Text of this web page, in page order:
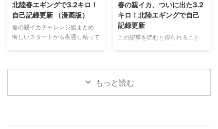
に軽く塩を振り5分ほど置きます
表面に出てきた水分をキッチンペ
ーパーで丁寧に拭き取ったら塩コ
ショウを振ります 次に、 小麦粉
→ 溶き卵 → パン粉 の順番で衣を
...
よく親父と一緒にやっていた
「真鯛のぶっこみ釣り」 最近は
アジングやエギングなど、どちら
かといえばライトで手返しの良い
釣りが中心でしたが、ぶっこみ釣
りますね 仕掛けを遠投して潮を
見ながら、魚が入って ...
北陸春エギングで3.2キロ！
自己記録更新 （漫画版）
春の親イカチャレンジ総まとめ
悔しいスタートから夜通し粘って
春の親イカ、ついに出た3.2
キロ！北陸エギングで自己
記録更新
この記事を読むと得られること
につく 春の親イカチャレンジ 今
回は、春の親イカ狙いの釣行をま
もっと読む